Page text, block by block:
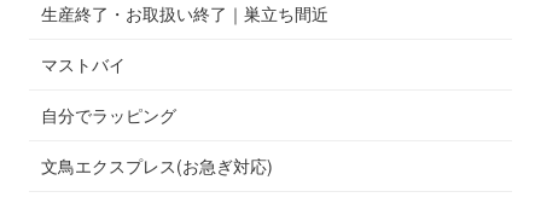
生産終了・お取扱い終了｜巣立ち間近
マストバイ
自分でラッピング
文鳥エクスプレス(お急ぎ対応)